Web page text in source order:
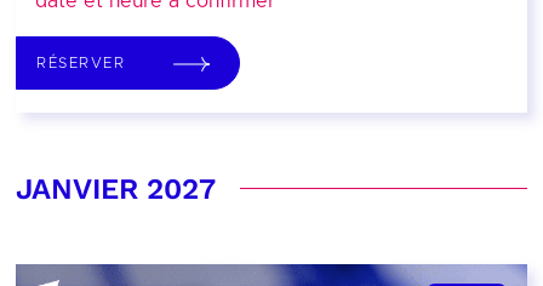
RÉSERVER
JANVIER 2027